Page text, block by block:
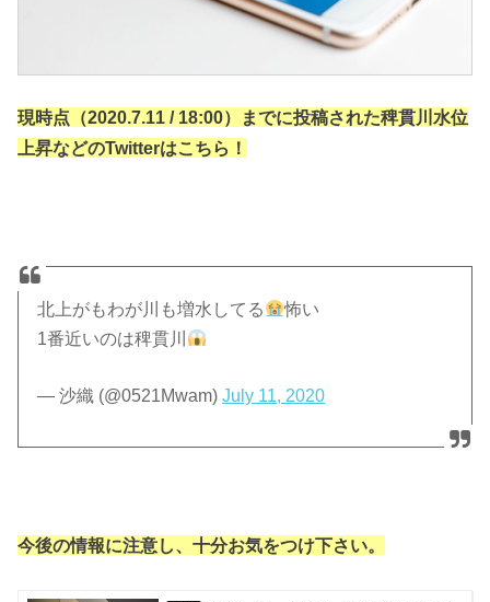
現時点（2020.7.11 / 18:00）までに投稿された稗貫川水位
上昇などのTwitterはこちら！
北上がもわが川も増水してる
怖い
1番近いのは稗貫川
— 沙織 (@0521Mwam)July 11, 2020
今後の情報に注意し、十分お気をつけ下さい。